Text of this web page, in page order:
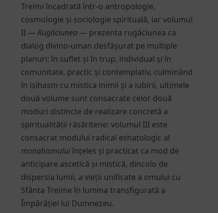
Treimi încadrată într-o antropologie,
cosmologie și sociologie spirituală, iar volumul
II — Rugăciunea— prezenta rugăciunea ca
dialog divino-uman desfășurat pe multiple
planuri: în suflet și în trup, individual și în
comunitate, practic și contemplativ, culminând
în isihasm cu mistica inimii și a iubirii, ultimele
două volume sunt consacrate celor două
moduri distincte de realizare concretă a
spiritualității răsăritene: volumul III este
consacrat modului radical eshatologic al
monahismuluiînțeles și practicat ca mod de
anticipare ascetică și mistică, dincolo de
dispersia lumii, a vieții unificate a omului cu
Sfânta Treime în lumina transfigurată a
Împărăției lui Dumnezeu.